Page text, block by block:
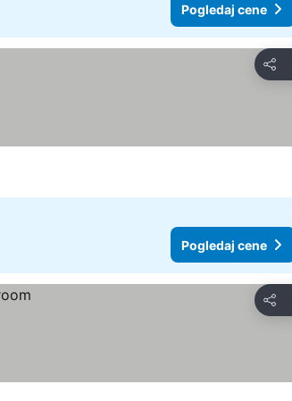
Pogledaj cene
Deli
Pogledaj cene
Deli